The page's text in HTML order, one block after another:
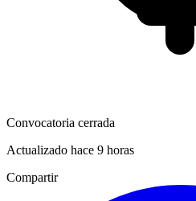
Convocatoria cerrada
Actualizado hace 9 horas
Compartir